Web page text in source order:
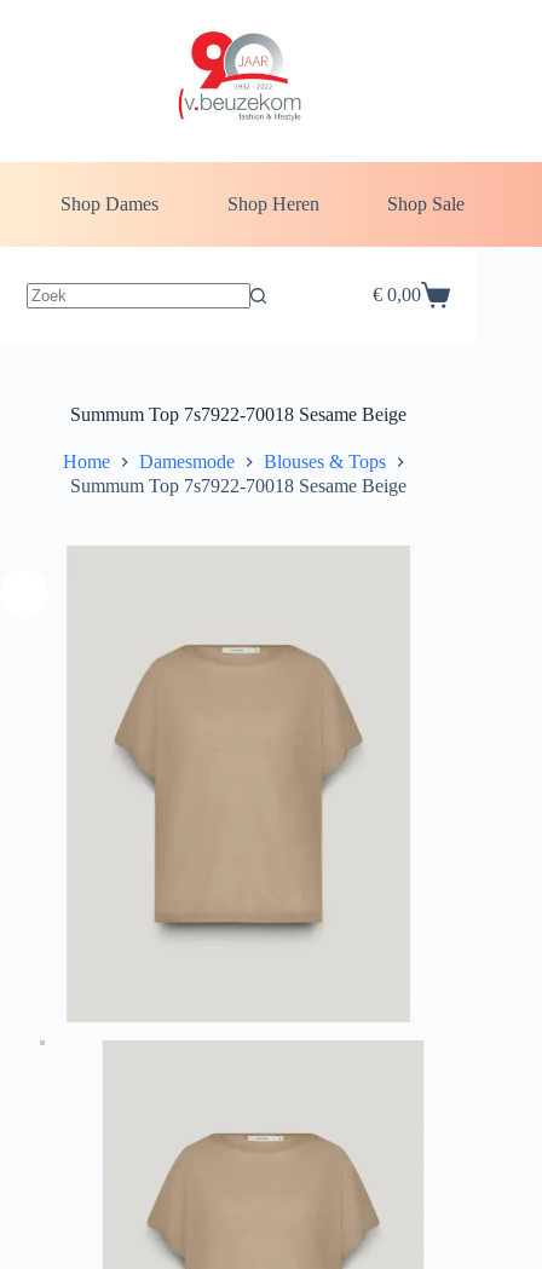
Shop Dames Shop Heren Shop Sale
Winkelwagen
€0,00
Summum Top 7s7922-70018 Sesame Beige
Home Damesmode
Blouses & Tops
Summum Top 7s7922-70018 Sesame Beige